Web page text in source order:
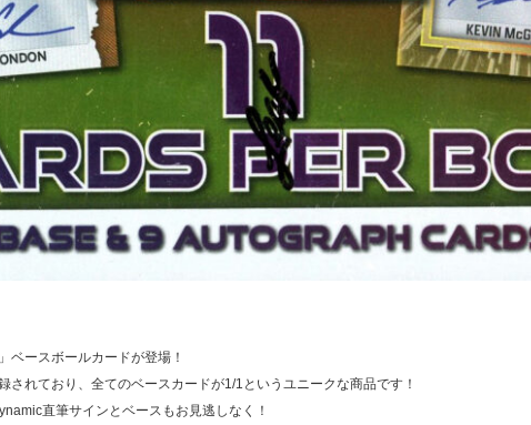
ベースボールカードが登場！
されており、全てのベースカードが1/1というユニークな商品です！
直筆サインとベースもお見逃しなく！